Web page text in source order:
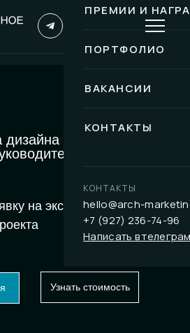
ПРЕМИИ И
ПОРТФОЛИО
ВАКАНСИИ
КОНТАКТЫ
КОНТАКТЫ
hello@arch-
+7 (927) 236-74-96
Написать в
дизайна интерьера
Узнать стоимость
на экспресс-расчет